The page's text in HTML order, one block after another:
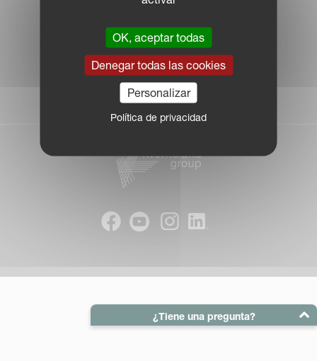
Aviso legal
Política de privacidad
|
Información sobre cookies
| © Kverneland AS
¿Tiene una pregunta?
OK, aceptar todas
Denegar todas las cookies
Personalizar
Política de privacidad